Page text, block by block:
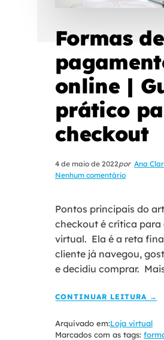
Formas de
online |
prático
checkout
4 de maio de 2022por Ana
Nenhum comentário
Pontos principais do
checkout é crítica para
virtual. Ela é a reta
cliente já navegou,
e decidiu comprar.
CONTINUAR LEITURA →
Arquivado em:Loja virtual
Marcados com as tags: